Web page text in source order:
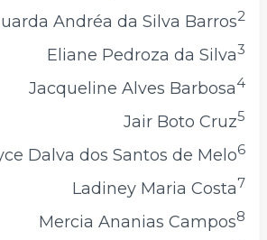
Andréa da Silva Barros2
Eliane Pedroza da Silva3
Jacqueline Alves Barbosa4
Jair Boto Cruz5
Dalva dos Santos de Melo6
Ladiney Maria Costa7
Mercia Ananias Campos8